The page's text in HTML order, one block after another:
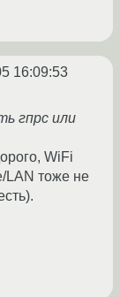
16:09:53
гпрс или
WiFi
LAN тоже не